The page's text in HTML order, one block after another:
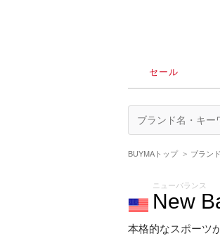
セール
BUYMAトップ ブランド
ニューバランス
New
本格的なスポーツ